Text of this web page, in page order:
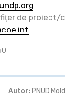
de
Autor: PNUD